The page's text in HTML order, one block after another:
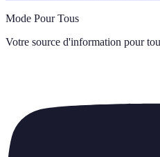
Mode Pour Tous
Votre source d'information pour